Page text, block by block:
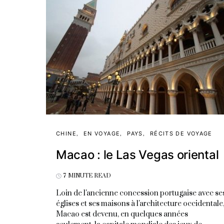
CHINE EN VOYAGE PAYS RÉCITS DE VOYAGE
Macao : le Las Vegas oriental
7 MINUTE READ
Loin de l'ancienne concession portugaise avec
églises et ses maisons à l'architecture occidentale,
Macao est devenu, en quelques années